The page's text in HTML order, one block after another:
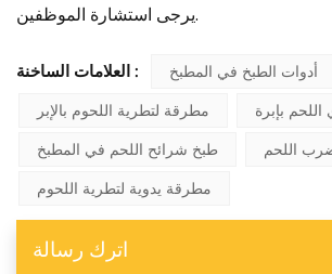
يرجى استشارة الموظفين.
العلامات الساخنة :
أدوات الطبخ في المطبخ
مطرقة لتطرية اللحوم بالإبر
بإبرة
طبخ شرائح اللحم في المطبخ
اللحم
مطرقة يدوية لتطرية اللحوم
اترك رسالة